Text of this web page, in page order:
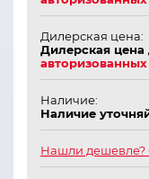
Дилерская цена:
Дилерская цена
авторизованных
Наличие:
Наличие
Нашли дешевле?